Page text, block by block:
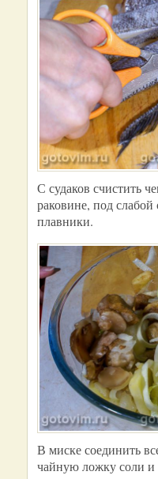
С судаков счистить
раковине, под
плавники.
В миске соединить
чайную ложку соли и